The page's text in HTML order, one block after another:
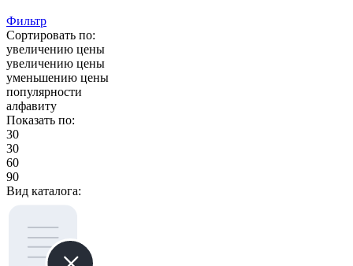
Фильтр
Сортировать по:
увеличению цены
увеличению цены
уменьшению цены
популярности
алфавиту
Показать по:
30
30
60
90
Вид каталога: